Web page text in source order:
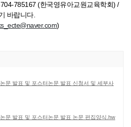
785167 (한국영유아교원교육학회) /
바랍니다.
)
문 발표 및 포스터논문 발표 신청서 및 세부사
문 발표 및 포스터논문 발표 논문 편집양식.hw